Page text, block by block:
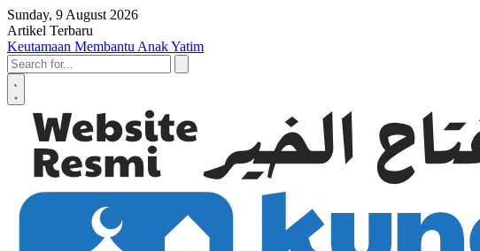
Skip to content
Sunday, 9 August 2026
Artikel Terbaru
Keutamaan Membantu Anak Yatim